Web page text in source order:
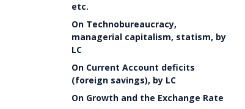
etc.
On Technobureaucracy,
managerial capitalism, statism, by
LC
On Current Account deficits
(foreign savings), by LC
On Growth and the Exchange Rate